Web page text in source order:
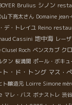
Brulius シノン
山下亮太さん Domaine
デ・トレイユ Reino
Cassini 地中海 レー
Clusel Roch ベンスカブ ク
タン 桜満開 ポール・ボキュ
ト・ド・トング マス・
ト醸造元 Loirre Simone
マレ・バス ボナストレ 渋谷